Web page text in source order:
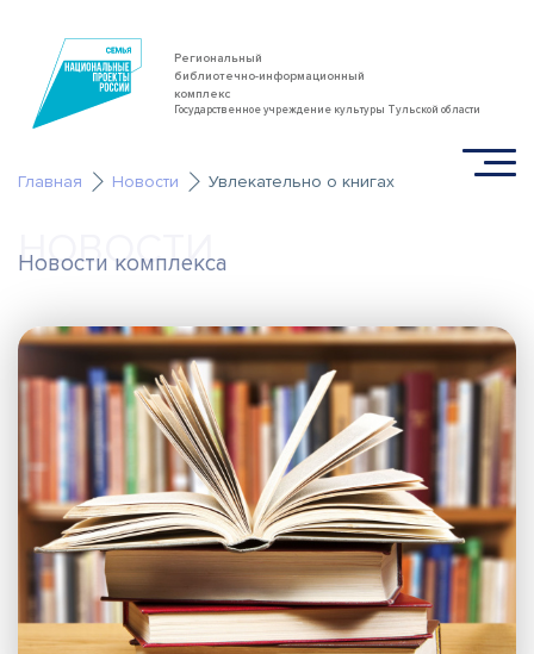
Региональный
библиотечно-информационный
комплекс
Государственное учреждение культуры Тульской области
Главная Новости Увлекательно о книгах
Новости комплекса
НОВОСТИ